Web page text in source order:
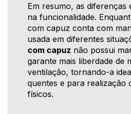
Em resumo, as diferenças
na funcionalidade.
com capuz conta com
usada em diferentes
com capuz não possui
garante mais liberdade de
ventilação, tornando-a
quentes e para realização
físicos.